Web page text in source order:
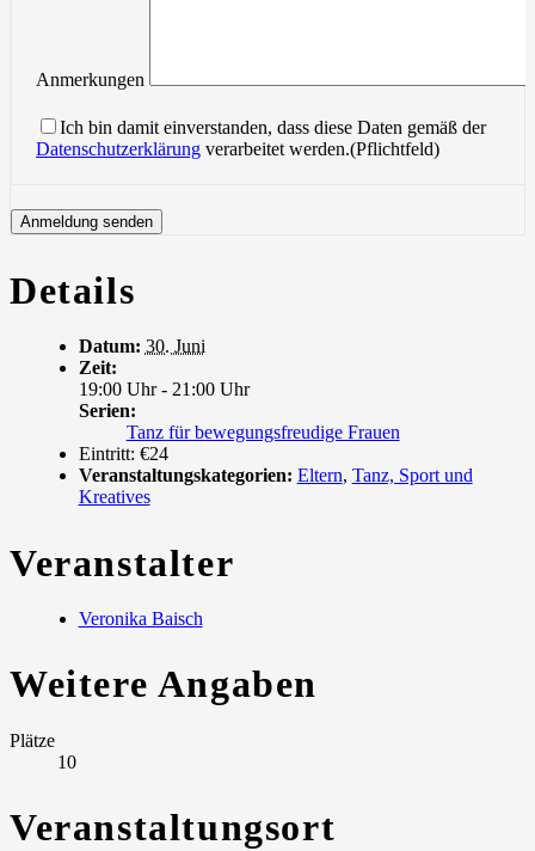
Anmerkungen
Ich bin damit einverstanden, dass diese Daten gemäß der
Datenschutzerklärung verarbeitet werden.(Pflichtfeld)
Details
Datum: 30. Juni
Zeit:
19:00 Uhr - 21:00 Uhr
Serien:
Tanz für bewegungsfreudige Frauen
Eintritt: €24
Veranstaltungskategorien: Eltern, Tanz, Sport und
Kreatives
Veranstalter
Veronika Baisch
Weitere Angaben
Plätze
10
Veranstaltungsort